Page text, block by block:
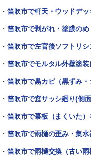
・ 笛吹市で軒天・ウッドデ
・ 笛吹市で剥がれ・塗膜の
・ 笛吹市で左官後ソフトリ
・ 笛吹市でモルタル外壁塗
・ 笛吹市で黒カビ（黒ずみ
・ 笛吹市で窓サッシ廻り(側
・ 笛吹市で幕板（まくいた
・ 笛吹市で雨樋の歪み・集
・ 笛吹市で雨樋交換（古い